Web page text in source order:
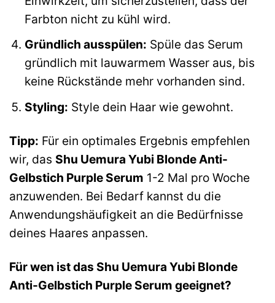
Farbton nicht zu kühl wird.
Gründlich ausspülen: Spüle das Serum
gründlich mit lauwarmem Wasser aus, bis
keine Rückstände mehr vorhanden sind.
Styling: Style dein Haar wie gewohnt.
Tipp: Für ein optimales Ergebnis empfehlen
wir, das Shu Uemura Yubi Blonde Anti-
Gelbstich Purple Serum 1-2 Mal pro Woche
anzuwenden. Bei Bedarf kannst du die
Anwendungshäufigkeit an die Bedürfnisse
deines Haares anpassen.
Für wen ist das Shu Uemura Yubi Blonde
Anti-Gelbstich Purple Serum geeignet?